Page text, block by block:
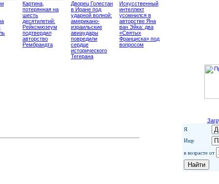
Картина,
потерянная на
шесть
десятилетий:
Рейксмюзеум
подтвердил
авторство
Рембрандта
Дворец Голестан
в Иране под
ударной волной:
американо-
израильские
авиаудары
повредили
сердце
исторического
Тегерана
Искусственный
интеллект
усомнился в
авторстве Яна
ван Эйка: два
«Святых
Франциска» под
вопросом
Я
Ищу
в возрасте от